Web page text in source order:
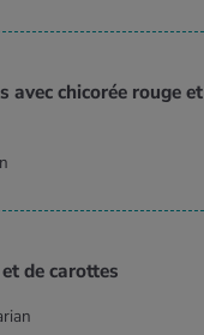
avec chicorée rouge et
de carottes